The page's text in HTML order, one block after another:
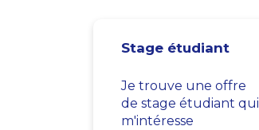
Stage étudiant
Je trouve une offre
de stage étudiant qui
m'intéresse